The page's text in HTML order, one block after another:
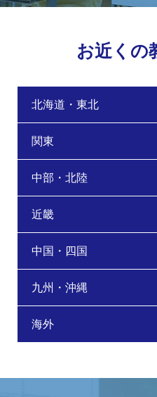
お近くの
北海道・東北
関東
中部・北陸
近畿
中国・四国
九州・沖縄
海外